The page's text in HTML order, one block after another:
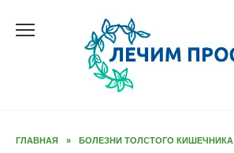
ГЛАВНАЯ » БОЛЕЗНИ ТОЛСТОГО КИШЕЧНИКА